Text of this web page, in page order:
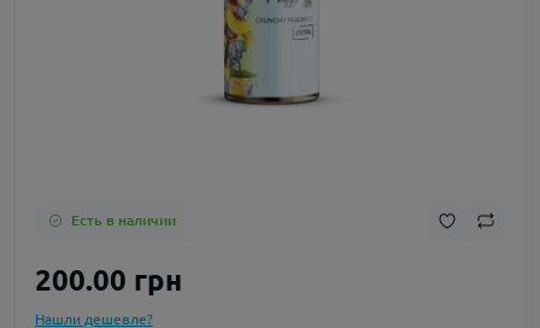
Есть в наличии
200.00 грн
Нашли дешевле?